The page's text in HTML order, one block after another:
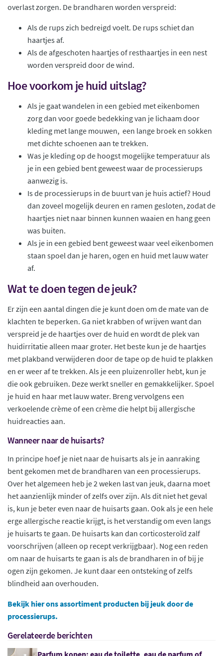
overlast zorgen. De brandharen worden verspreid:
Als de rups zich bedreigd voelt. De rups schiet dan
haartjes af.
Als de afgeschoten haartjes of resthaartjes in een nest
worden verspreid door de wind.
Hoe voorkom je huid uitslag?
Als je gaat wandelen in een gebied met eikenbomen
zorg dan voor goede bedekking van je lichaam door
kleding met lange mouwen, een lange broek en sokken
met dichte schoenen aan te trekken.
Was je kleding op de hoogst mogelijke temperatuur als
je in een gebied bent geweest waar de processierups
aanwezig is.
Is de processierups in de buurt van je huis actief? Houd
dan zoveel mogelijk deuren en ramen gesloten, zodat de
haartjes niet naar binnen kunnen waaien en hang geen
was buiten.
Als je in een gebied bent geweest waar veel eikenbomen
staan spoel dan je haren, ogen en huid met lauw water
af.
Wat te doen tegen de jeuk?
Er zijn een aantal dingen die je kunt doen om de mate van de
klachten te beperken. Ga niet krabben of wrijven want dan
verspreid je de haartjes over de huid en wordt de plek van
huidirritatie alleen maar groter. Het beste kun je de haartjes
met plakband verwijderen door de tape op de huid te plakken
en er weer af te trekken. Als je een pluizenroller hebt, kun je
die ook gebruiken. Deze werkt sneller en gemakkelijker. Spoel
je huid en haar met lauw water. Breng vervolgens een
verkoelende crème of een crème die helpt bij allergische
huidreacties aan.
Wanneer naar de huisarts?
In principe hoef je niet naar de huisarts als je in aanraking
bent gekomen met de brandharen van een processierups.
Over het algemeen heb je 2 weken last van jeuk, daarna moet
het aanzienlijk minder of zelfs over zijn. Als dit niet het geval
is, kun je beter even naar de huisarts gaan. Ook als je een hele
erge allergische reactie krijgt, is het verstandig om even langs
je huisarts te gaan. De huisarts kan dan corticosteroïd zalf
voorschrijven (alleen op recept verkrijgbaar). Nog een reden
om naar de huisarts te gaan is als de brandharen in of bij je
ogen zijn gekomen. Je kunt daar een ontsteking of zelfs
blindheid aan overhouden.
Bekijk hier ons assortiment producten bij jeuk door de
processierups.
Gerelateerde berichten
Parfum kopen: eau de toilette, eau de parfum of